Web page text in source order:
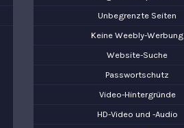
Unbegrenzte Seiten
Keine Weebly-Werbung
Website-Suche
Passwortschutz
Video-Hintergründe
HD-Video und -Audio